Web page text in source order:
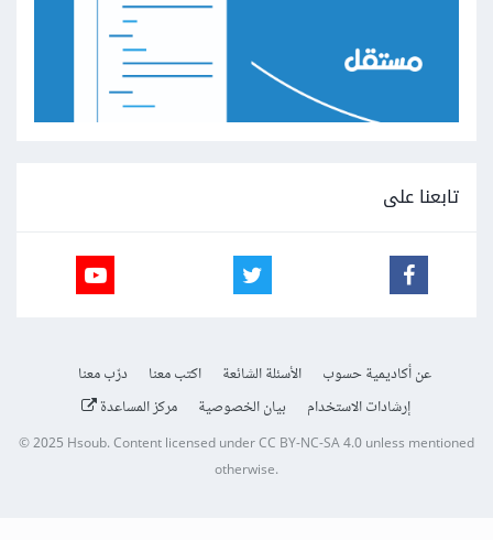
تابعنا على
عن أكاديمية حسوب الأسئلة الشائعة اكتب معنا
درّب معنا
إرشادات الاستخدام
بيان الخصوصية مركز المساعدة
© 2025Hsoub.Content licensed underCC BY-NC-SA 4.0unless mentioned
otherwise.